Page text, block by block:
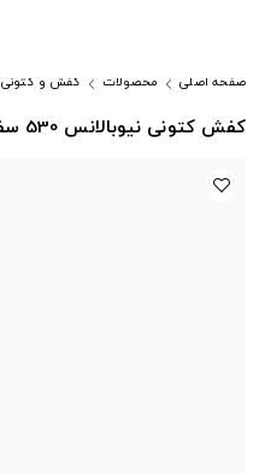
صفحه اصلی محصولات کفش و کتونی
کفش کتونی نیوبالانس 530 سفید نقره ای میدکوالیتی